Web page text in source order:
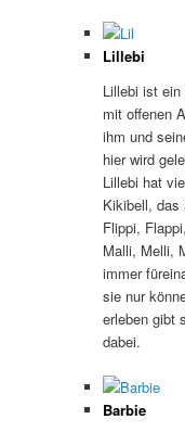
Lillebi
Lillebi ist
mit offenen
ihm und
hier wird
Lillebi hat
Kikibell, das
Flippi,
Malli, Melli,
immer
sie nur
erleben gibt
dabei.
Barbie